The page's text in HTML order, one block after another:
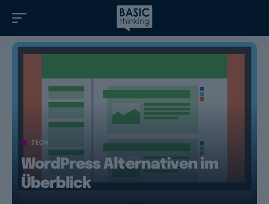
TECH
WordPress Alternativen im
Überblick